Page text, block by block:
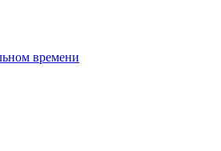
времени